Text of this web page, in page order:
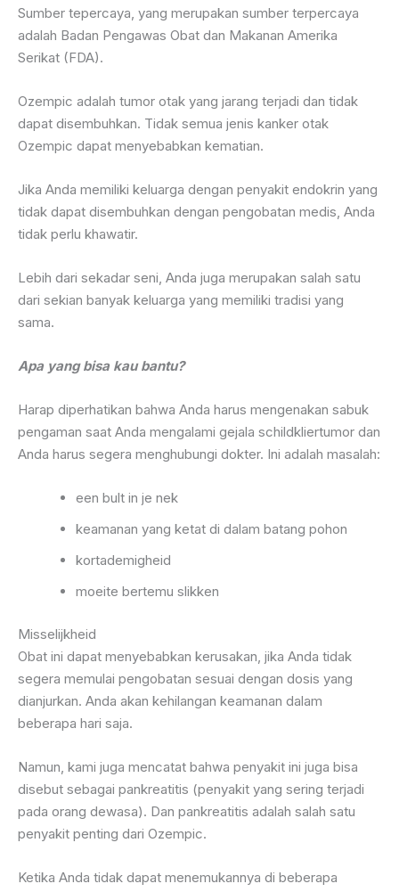
Sumber tepercaya, yang merupakan sumber terpercaya
adalah Badan Pengawas Obat dan Makanan Amerika
Serikat (FDA).
Ozempic adalah tumor otak yang jarang terjadi dan tidak
dapat disembuhkan. Tidak semua jenis kanker otak
Ozempic dapat menyebabkan kematian.
Jika Anda memiliki keluarga dengan penyakit endokrin yang
tidak dapat disembuhkan dengan pengobatan medis, Anda
tidak perlu khawatir.
Lebih dari sekadar seni, Anda juga merupakan salah satu
dari sekian banyak keluarga yang memiliki tradisi yang
sama.
Apa yang bisa kau bantu?
Harap diperhatikan bahwa Anda harus mengenakan sabuk
pengaman saat Anda mengalami gejala schildkliertumor dan
Anda harus segera menghubungi dokter. Ini adalah masalah:
een bult in je nek
keamanan yang ketat di dalam batang pohon
kortademigheid
moeite bertemu slikken
Misselijkheid
Obat ini dapat menyebabkan kerusakan, jika Anda tidak
segera memulai pengobatan sesuai dengan dosis yang
dianjurkan. Anda akan kehilangan keamanan dalam
beberapa hari saja.
Namun, kami juga mencatat bahwa penyakit ini juga bisa
disebut sebagai pankreatitis (penyakit yang sering terjadi
pada orang dewasa). Dan pankreatitis adalah salah satu
penyakit penting dari Ozempic.
Ketika Anda tidak dapat menemukannya di beberapa